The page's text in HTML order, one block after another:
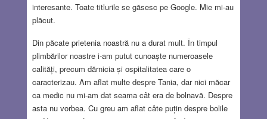
interesante. Toate titlurile se găsesc pe Google. Mie mi-au
plăcut.
Din păcate prietenia noastră nu a durat mult. În timpul
plimbărilor noastre i-am putut cunoaște numeroasele
calități, precum dărnicia și ospitalitatea care o
caracterizau. Am aflat multe despre Tania, dar nici măcar
ca medic nu mi-am dat seama cât era de bolnavă. Despre
asta nu vorbea. Cu greu am aflat câte puțin despre bolile